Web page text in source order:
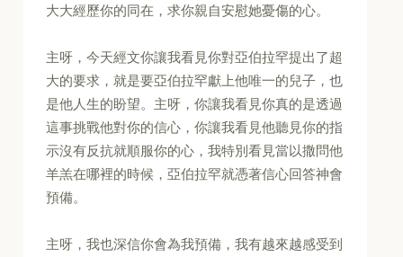
大大經歷你的同在，求你親自安慰她憂傷的心。
主呀，今天經文你讓我看見你對亞伯拉罕提出了超
大的要求，就是要亞伯拉罕獻上他唯一的兒子，也
是他人生的盼望。主呀，你讓我看見你真的是透過
這事挑戰他對你的信心，你讓我看見他聽見你的指
示沒有反抗就順服你的心，我特別看見當以撒問他
羊羔在哪裡的時候，亞伯拉罕就憑著信心回答神會
預備。
主呀，我也深信你會為我預備，我有越來越感受到